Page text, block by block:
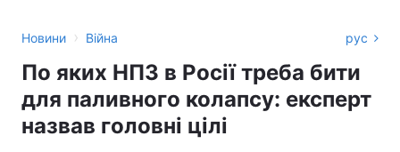
Новини › Війна рус
По яких НПЗ в Росії треба бити
для паливного колапсу: експерт
назвав головні цілі